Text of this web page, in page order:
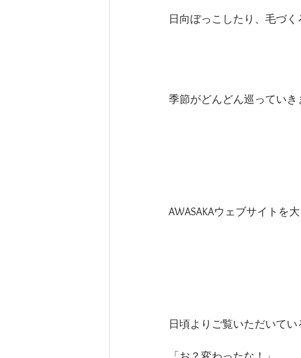
日向ぼっこしたり、毛づく
季節がどんどん巡っていき
AWASAKAウェブサイトを
日頃よりご覧いただいてい